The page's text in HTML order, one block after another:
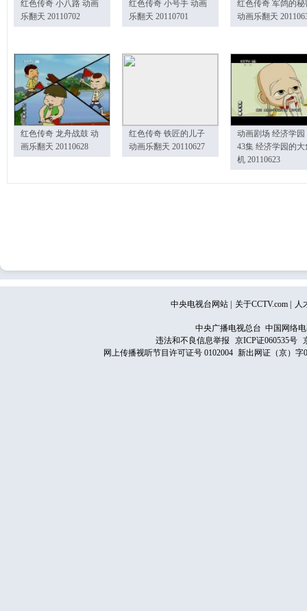
红色传奇 小八路 动画
乐翻天 20110702
红色传奇 小号手 动画
乐翻天 20110701
红色传奇 军鸽的秘
动画乐翻天
红色传奇 龙舟战鼓 动
画乐翻天 20110628
红色传奇 铁匠的儿子
动画乐翻天 20110627
动画剧场 经济学园
43集 经济学园的大
机 20110623
中央电视台网站 关于CCTV.com 人
中央广播电视总台 中国网络
违法和不良信息举报
京ICP证060535号
网上传播视听节目许可证号 0102004 新出网证（京）